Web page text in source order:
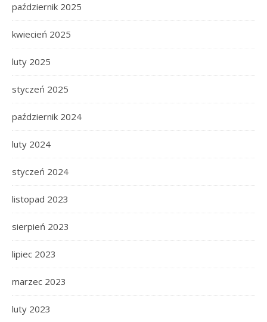
październik 2025
kwiecień 2025
luty 2025
styczeń 2025
październik 2024
luty 2024
styczeń 2024
listopad 2023
sierpień 2023
lipiec 2023
marzec 2023
luty 2023